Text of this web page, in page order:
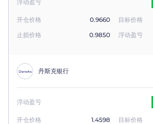
浮动盈亏
开仓价格 0.9660 目标价格
止损价格
0.9850 浮动盈亏
丹斯克银行
浮动盈亏
开仓价格 1.4598 目标价格